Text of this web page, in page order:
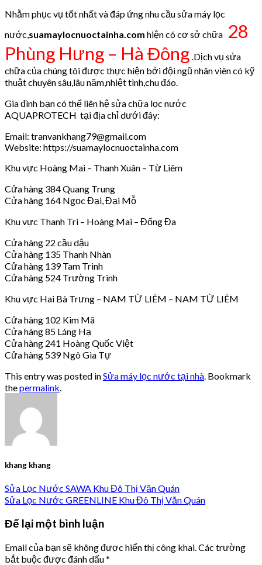
Nhằm phục vụ tốt nhất và đáp ứng nhu cầu sửa máy lọc
nước, suamaylocnuoctainha.com hiện có cơ sở chữa 28
Phùng Hưng – Hà Đông .Dịch vụ sửa
chữa của chúng tôi được thực hiện bởi đội ngũ nhân viên có kỹ
thuật chuyên sâu,lâu năm,nhiệt tình,chu đáo.
Gia đình bạn có thể liên hệ sửa chữa lọc nước
AQUAPROTECH tại địa chỉ dưới đây:
Email: tranvankhang79@gmail.com
Website: https://suamaylocnuoctainha.com
Khu vực Hoàng Mai – Thanh Xuân – Từ Liêm
Cửa hàng 384 Quang Trung
Cửa hàng 164 Ngọc Đại, Đại Mỗ
Khu vực Thanh Trì – Hoàng Mai – Đống Đa
Cửa hàng 22 cầu dậu
Cửa hàng 135 Thanh Nhàn
Cửa hàng 139 Tam Trinh
Cửa hàng 524 Trường Trinh
Khu vực Hai Bà Trưng – NAM TỪ LIÊM – NAM TỪ LIÊM
Cửa hàng 102 Kim Mã
Cửa hàng 85 Láng Hạ
Cửa hàng 241 Hoàng Quốc Việt
Cửa hàng 539 Ngô Gia Tự
This entry was posted inSửa máy lọc nước tại nhà . Bookmark
thepermalink
khang khang
Sửa Lọc Nước SAWA Khu Đô Thị Văn Quán
Sửa Lọc Nước GREENLINE Khu Đô Thị Văn Quán
Để lại một bình luận
Email của bạn sẽ không được hiển thị công khai. Các trường
bắt buộc được đánh dấu*